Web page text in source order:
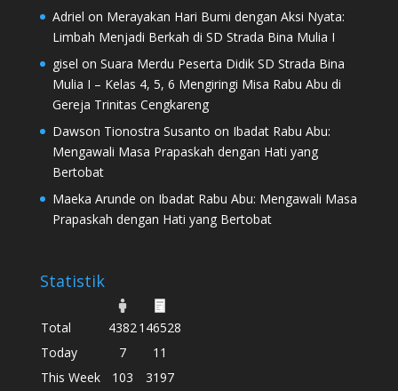
Adriel on Merayakan Hari Bumi dengan Aksi Nyata:
Limbah Menjadi Berkah di SD Strada Bina Mulia I
gisel on Suara Merdu Peserta Didik SD Strada Bina
Mulia I – Kelas 4, 5, 6 Mengiringi Misa Rabu Abu di
Gereja Trinitas Cengkareng
Dawson Tionostra Susanto on Ibadat Rabu Abu:
Mengawali Masa Prapaskah dengan Hati yang
Bertobat
Maeka Arunde on Ibadat Rabu Abu: Mengawali Masa
Prapaskah dengan Hati yang Bertobat
Statistik
Total 4382 146528
Today
7
11
This Week
103 3197